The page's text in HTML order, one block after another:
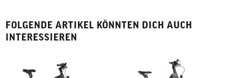
FOLGENDE ARTIKEL KÖNNTEN DICH AUCH
INTERESSIEREN